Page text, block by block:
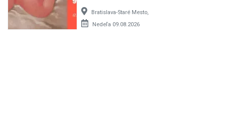
Bratislava-Staré Mesto,
Nedeľa 09.08.2026